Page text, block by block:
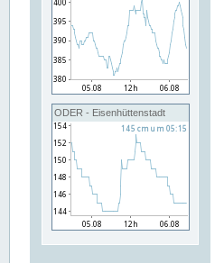
ODER - Eisenhüttenstadt